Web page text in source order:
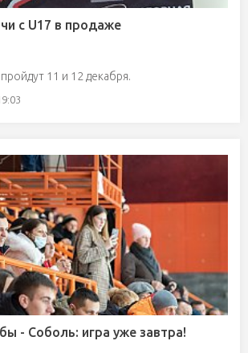
с U17 в продаже
11 и 12 декабря.
- Соболь: игра уже завтра!